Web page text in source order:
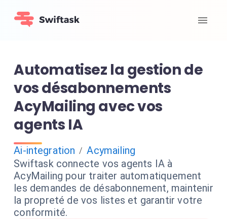
Automatisez la gestion de
vos désabonnements
AcyMailing avec vos
agents IA
Ai-integration / Acymailing
Swiftask connecte vos agents IA à
AcyMailing pour traiter automatiquement
les demandes de désabonnement, maintenir
la propreté de vos listes et garantir votre
conformité.